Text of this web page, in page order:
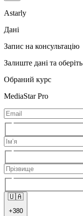
Astarly
Дані
Запис на консультацію
Залиште дані та
Обраний курс
MediaStar Pro
🇺🇦
+380